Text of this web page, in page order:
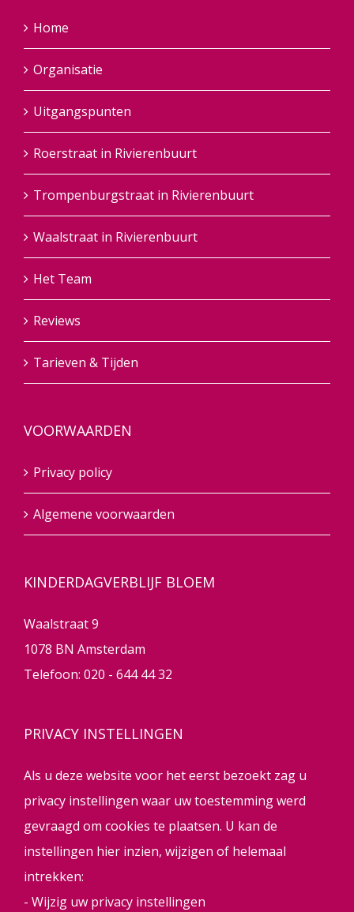
Home
Organisatie
Uitgangspunten
Roerstraat in Rivierenbuurt
Trompenburgstraat in Rivierenbuurt
Waalstraat in Rivierenbuurt
Het Team
Reviews
Tarieven & Tijden
VOORWAARDEN
Privacy policy
Algemene voorwaarden
KINDERDAGVERBLIJF BLOEM
Waalstraat 9
1078 BN Amsterdam
Telefoon: 020 - 644 44 32
PRIVACY INSTELLINGEN
Als u deze website voor het eerst bezoekt zag u
privacy instellingen waar uw toestemming werd
gevraagd om cookies te plaatsen. U kan de
instellingen hier inzien, wijzigen of helemaal
intrekken:
- Wijzig uw privacy instellingen